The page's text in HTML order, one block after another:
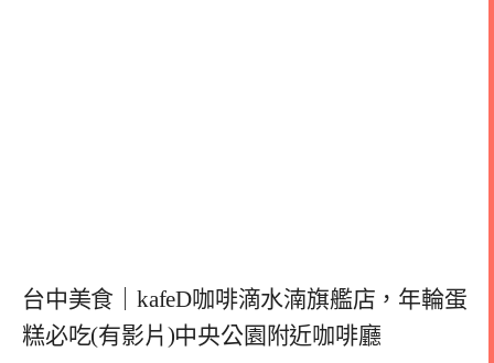
台中美食｜kafeD咖啡滴水湳旗艦店，年輪蛋
糕必吃(有影片)中央公園附近咖啡廳